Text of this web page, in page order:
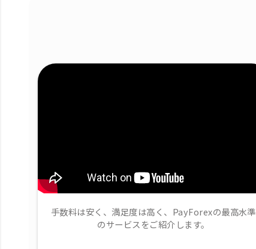
手数料は安く、満足度は高く、PayForexの最高水準
のサービスをご紹介します。